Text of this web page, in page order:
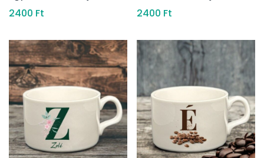
2400 Ft 2400 Ft